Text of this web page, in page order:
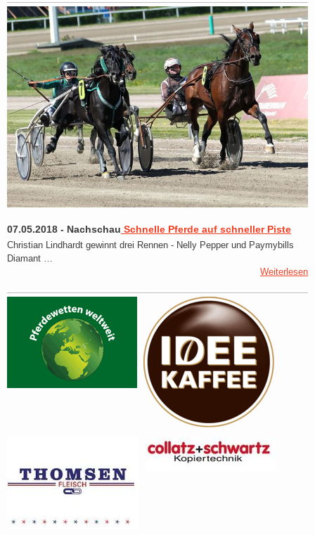
07.05.2018 - Nachschau Schnelle Pferde auf schneller Piste
Christian Lindhardt gewinnt drei Rennen - Nelly Pepper und Paymybills
Diamant …
Weiterlesen